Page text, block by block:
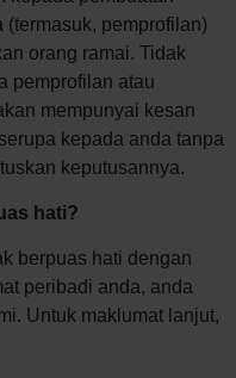
(termasuk, pemprofilan)
orang ramai. Tidak
pemprofilan atau
mempunyai kesan
kepada anda tanpa
keputusannya.
hati?
berpuas hati dengan
peribadi anda, anda
Untuk maklumat lanjut,